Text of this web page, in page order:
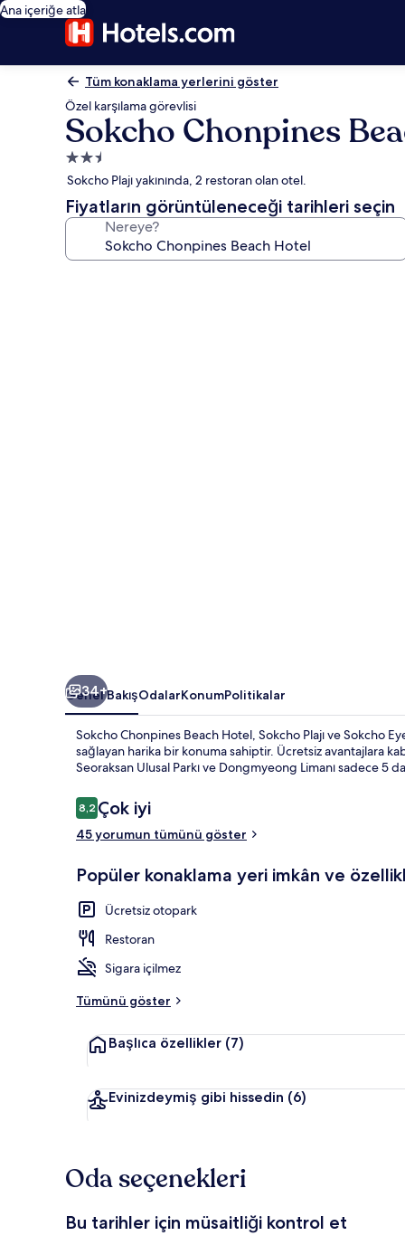
Ana içeriğe atla
Tüm konaklama yerlerini göster
Özel karşılama görevlisi
Sokcho Chonpines
2.5
yıldızlı
konaklama
yeri
Sokcho Plajı yakınında, 2 restoran olan otel.
Fiyatların görüntüleneceği tarihleri seçin
Nereye?
Dış mekân
34+
Genel BakışOdalarKonumPolitikalar
Sokcho Chonpines Beach Hotel, Sokcho Plajı ve Sokcho
sağlayan harika bir konuma sahiptir. Ücretsiz avantajlara
Seoraksan Ulusal Parkı ve Dongmyeong Limanı sadece 5
Yorumlar
8,28,2/10
Çok iyi
45 yorumun tümünü göster
Popüler konaklama yeri imkân ve
Ücretsiz otopark
Restoran
Sigara içilmez
Tümünü göster
Başlıca özellikler (7)
Evinizdeymiş gibi hissedin (6)
Oda seçenekleri
Bu tarihler için müsaitliği kontrol et